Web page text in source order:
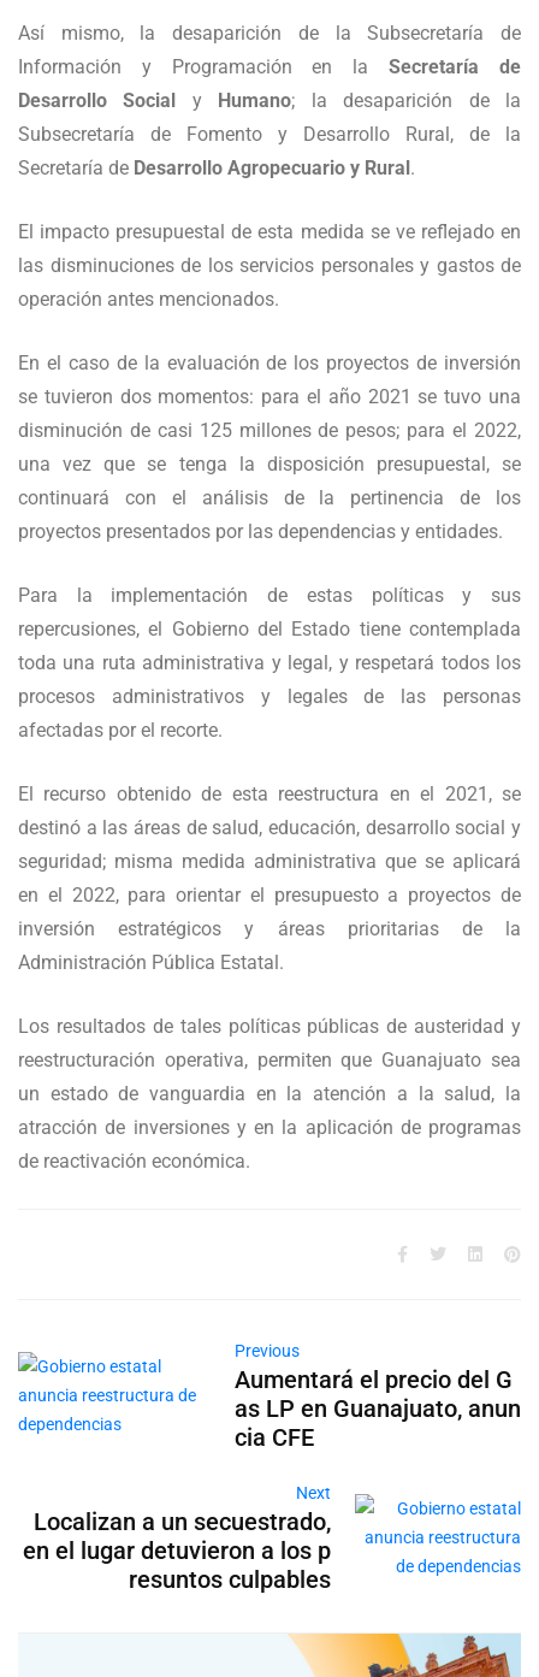
Así mismo, la desaparición de la Subsecretaría de
Información y Programación en laSecretaría de
Desarrollo Social y Humano; la desaparición de la
Subsecretaría de Fomento y Desarrollo Rural, de la
Secretaría de Desarrollo Agropecuario y Rural.
El impacto presupuestal de esta medida se ve reflejado en
las disminuciones de los servicios personales y gastos de
operación antes mencionados.
En el caso de la evaluación de los proyectos de inversión
se tuvieron dos momentos: para el año 2021 se tuvo una
disminución de casi 125 millones de pesos; para el 2022,
una vez que se tenga la disposición presupuestal, se
continuará con el análisis de la pertinencia de los
proyectos presentados por las dependencias y entidades.
Para la implementación de estas políticas y sus
repercusiones, el Gobierno del Estado tiene contemplada
toda una ruta administrativa y legal, y respetará todos los
procesos administrativos y legales de las personas
afectadas por el recorte.
El recurso obtenido de esta reestructura en el 2021, se
destinó a las áreas de salud, educación, desarrollo social y
seguridad; misma medida administrativa que se aplicará
en el 2022, para orientar el presupuesto a proyectos de
inversión estratégicos y áreas prioritarias de la
Administración Pública Estatal.
Los resultados de tales políticas públicas de austeridad y
reestructuración operativa, permiten que Guanajuato sea
un estado de vanguardia en la atención a la salud, la
atracción de inversiones y en la aplicación de programas
de reactivación económica.
Previous
Aumentará el precio del G
as LP en Guanajuato, anun
cia CFE
Next
Localizan a un secuestrado,
en el lugar detuvieron a los p
resuntos culpables